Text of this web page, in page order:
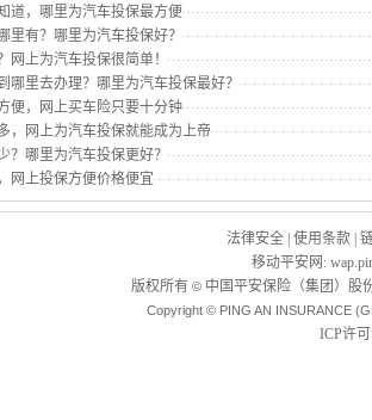
道，哪里为汽车投保最方便
里有？哪里为汽车投保好？
网上为汽车投保很简单！
哪里去办理？哪里为汽车投保最好？
便，网上买车险只要十分钟
，网上为汽车投保就能成为上帝
？哪里为汽车投保更好？
网上投保方便价格便宜
法律安全 使用条款
移动平安网 :
版权所有 ©中国平安保险（集团）股
Copyright © PING AN INSURANCE
ICP许